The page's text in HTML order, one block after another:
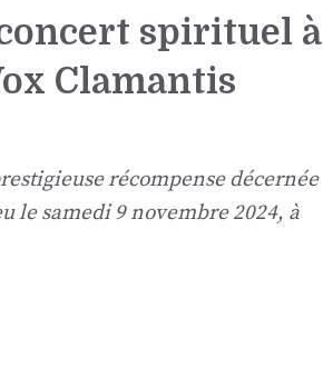
spirituel à
Clamantis
récompense décernée
le samedi 9 novembre 2024, à